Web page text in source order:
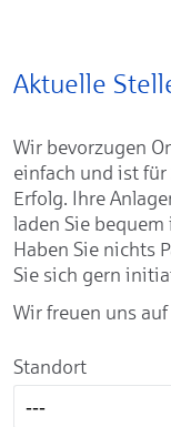
Aktuelle
Wir bevorzugen
einfach und ist für
Erfolg. Ihre
laden Sie
Haben Sie nichts
Sie sich gern
Wir freuen uns
Standort
---